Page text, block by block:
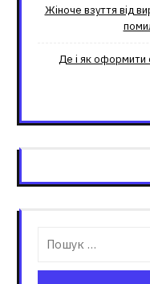
Жіноче взуття від
Де і як оформити